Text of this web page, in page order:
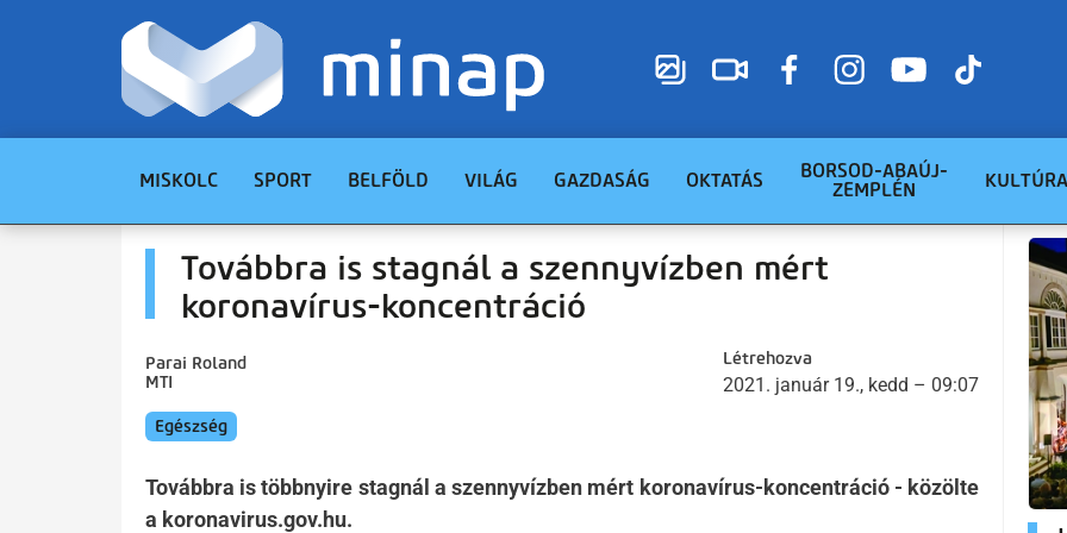
MISKOLC SPORT BELFÖLD VILÁG GAZDASÁG OKTATÁS
BORSOD-ABAÚJ-
ZEMPLÉN
KULTÚRA
Továbbra is stagnál a szennyvízben mért
koronavírus-koncentráció
Parai Roland
MTI
Létrehozva
2021. január 19., kedd – 09:07
Egészség
Továbbra is többnyire stagnál a szennyvízben mért koronavírus-koncentráció - közölte
a koronavirus.gov.hu.